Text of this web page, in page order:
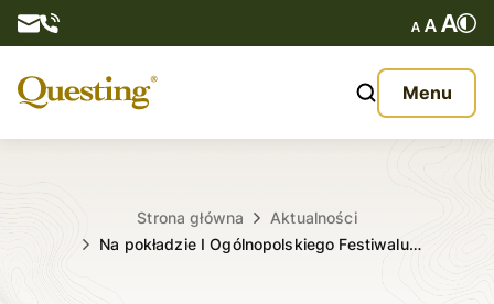
Menu
O nas
Strona główna
Aktualności
Na pokładzie I Ogólnopolskiego Festiwalu…